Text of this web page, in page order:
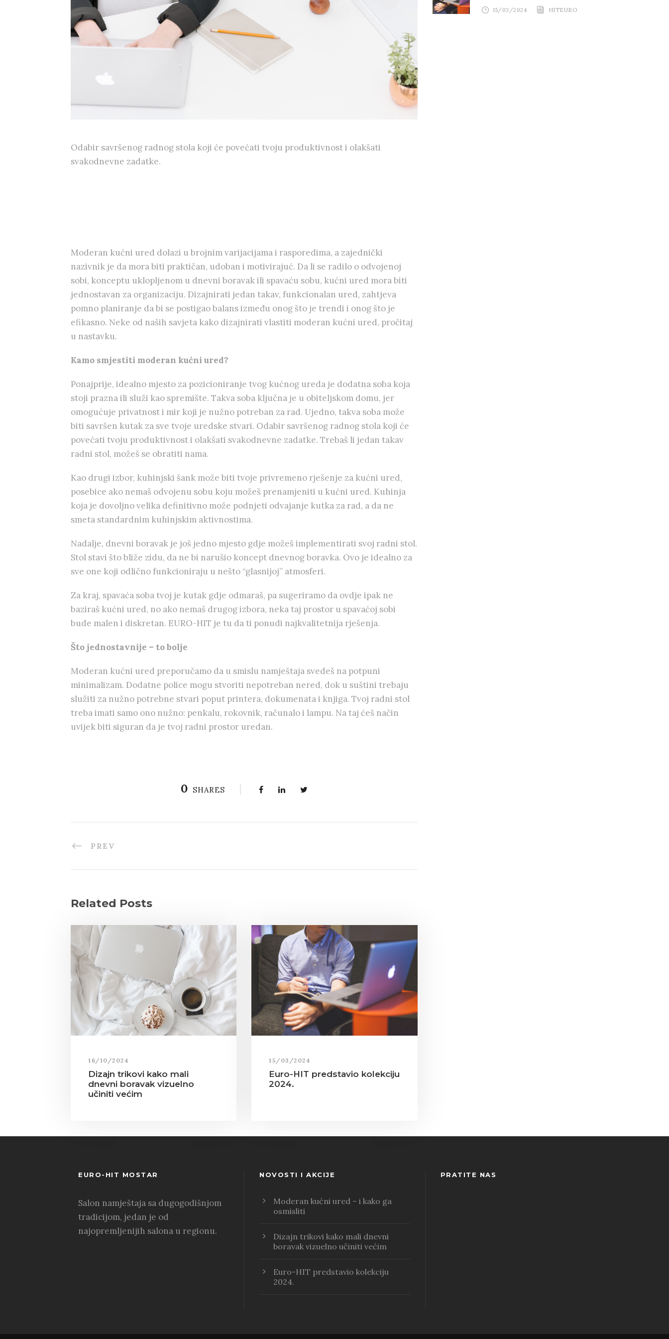
Odabir savršenog radnog stola koji će povećati tvoju produktivnost i olakšati
svakodnevne zadatke.
Moderan kućni ured dolazi u brojnim varijacijama i rasporedima, a zajednički
nazivnik je da mora biti praktičan, udoban i motivirajuć. Da li se radilo o odvojenoj
sobi, konceptu uklopljenom u dnevni boravak ili spavaću sobu, kućni ured mora biti
jednostavan za organizaciju. Dizajnirati jedan takav, funkcionalan ured, zahtjeva
pomno planiranje da bi se postigao balans između onog što je trendi i onog što je
efikasno. Neke od naših savjeta kako dizajnirati vlastiti moderan kućni ured, pročitaj
u nastavku.
Kamo smjestiti moderan kućni ured?
Ponajprije, idealno mjesto za pozicioniranje tvog kućnog ureda je dodatna soba koja
stoji prazna ili služi kao spremište. Takva soba ključna je u obiteljskom domu, jer
omogućuje privatnost i mir koji je nužno potreban za rad. Ujedno, takva soba može
biti savršen kutak za sve tvoje uredske stvari. Odabir savršenog radnog stola koji će
povećati tvoju produktivnost i olakšati svakodnevne zadatke. Trebaš li jedan takav
radni stol, možeš se obratiti nama.
Kao drugi izbor, kuhinjski šank može biti tvoje privremeno rješenje za kućni ured,
posebice ako nemaš odvojenu sobu koju možeš prenamjeniti u kućni ured. Kuhinja
koja je dovoljno velika definitivno može podnjeti odvajanje kutka za rad, a da ne
smeta standardnim kuhinjskim aktivnostima.
Nadalje, dnevni boravak je još jedno mjesto gdje možeš implementirati svoj radni stol.
Stol stavi što bliže zidu, da ne bi narušio koncept dnevnog boravka. Ovo je idealno za
sve one koji odlično funkcioniraju u nešto “glasnijoj” atmosferi.
Za kraj, spavaća soba tvoj je kutak gdje odmaraš, pa sugeriramo da ovdje ipak ne
baziraš kućni ured, no ako nemaš drugog izbora, neka taj prostor u spavaćoj sobi
bude malen i diskretan. EURO-HIT je tu da ti ponudi najkvalitetnija rješenja.
Što jednostavnije – to bolje
Moderan kućni ured preporučamo da u smislu namještaja svedeš na potpuni
minimalizam. Dodatne police mogu stvoriti nepotreban nered, dok u suštini trebaju
služiti za nužno potrebne stvari poput printera, dokumenata i knjiga. Tvoj radni stol
treba imati samo ono nužno: penkalu, rokovnik, računalo i lampu. Na taj ćeš način
uvijek biti siguran da je tvoj radni prostor uredan.
0 SHARES
PREV
Related Posts
16/10/2024
Dizajn trikovi kako mali
dnevni boravak vizuelno
učiniti većim
15/03/2024
Euro-HIT predstavio kolekciju
2024.
15/03/2024 HITEURO
EURO-HIT MOSTAR
Salon namještaja sa dugogodišnjom
tradicijom, jedan je od
najopremljenijih salona u regionu.
NOVOSTI I AKCIJE
Moderan kućni ured – i kako ga
osmisliti
Dizajn trikovi kako mali dnevni
boravak vizuelno učiniti većim
Euro-HIT predstavio kolekciju
2024.
PRATITE NAS